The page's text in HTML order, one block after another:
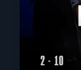
2 - 10